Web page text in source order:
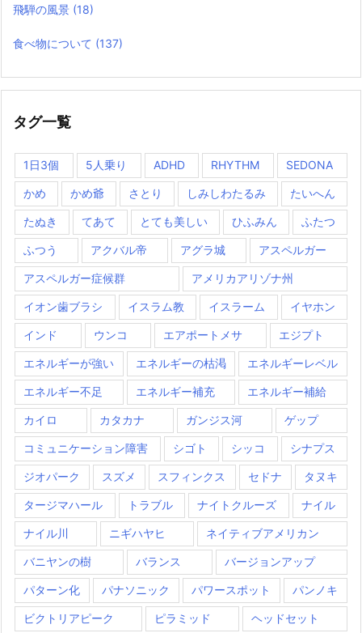
飛騨の風景 (18)
食べ物について (137)
タグ一覧
1日3個 5人乗り ADHD RHYTHM SEDONA
かめ かめ爺 さとり しみしわたるみ たいへん
たぬき てあて とても美しい ひふみん ふたつ
ふつう アクバル帝 アグラ城 アスペルガー
アスペルガー症候群 アメリカアリゾナ州
イオン歯ブラシ イスラム教 イスラーム イヤホン
インド ウンコ エアポートメサ エジプト
エネルギーが強い エネルギーの枯渇 エネルギーレベル
エネルギー不足 エネルギー補充 エネルギー補給
カイロ カタカナ ガンジス河 ゲップ
コミュニケーション障害 シゴト シッコ シナプス
ジオパーク スズメ スフィンクス セドナ タヌキ
タージマハール トラブル ナイトクルーズ ナイル
ナイル川 ニギハヤヒ ネイティブアメリカン
バニヤンの樹 バランス バージョンアップ
パターン化 パナソニック パワースポット パンノキ
ビクトリアピーク ピラミッド ヘッドセット